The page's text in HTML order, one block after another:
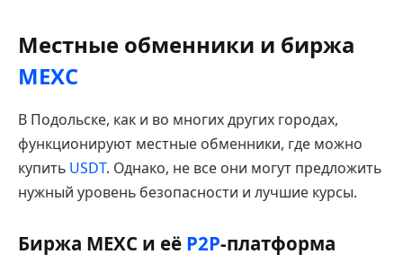
Местные обменники и биржа
MEXC
В Подольске, как и во многих других городах,
функционируют местные обменники, где можно
купить USDT. Однако, не все они могут предложить
нужный уровень безопасности и лучшие курсы.
Биржа MEXC и её P2P-платформа